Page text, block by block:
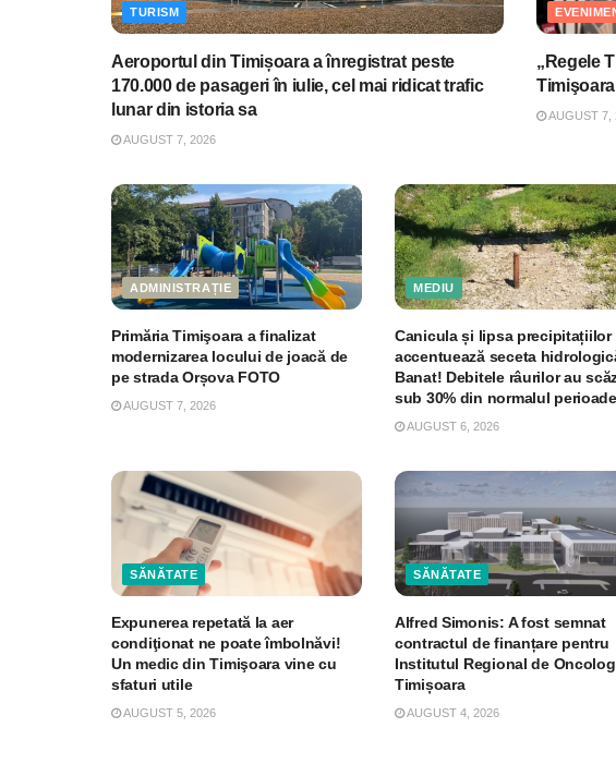
TURISM
Aeroportul din Timișoara a înregistrat peste
170.000 de pasageri în iulie, cel mai ridicat trafic
lunar din istoria sa
AUGUST 7, 2026
„Regele
AUGUST 7,
ADMINISTRAȚIE
Primăria Timişoara a finalizat
modernizarea locului de joacă de
pe strada Orșova FOTO
AUGUST 7, 2026
MEDIU
Canicula și lipsa precipitațiilor
accentuează seceta
Banat! Debitele râurilor au
sub 30% din normalul
AUGUST 6, 2026
SĂNĂTATE
Expunerea repetată la aer
condiţionat ne poate îmbolnăvi!
Un medic din Timişoara vine cu
sfaturi utile
AUGUST 5, 2026
SĂNĂTATE
Alfred Simonis: A fost semnat
contractul de finanțare pentru
Institutul Regional de
Timișoara
AUGUST 4, 2026